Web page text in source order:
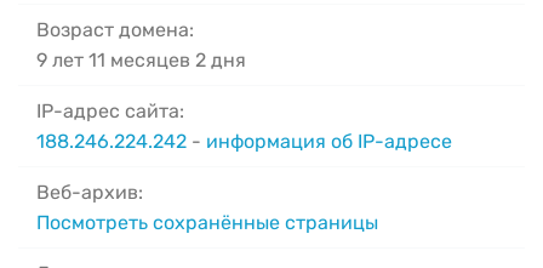
Возраст домена:
9 лет 11 месяцев 2 дня
IP-адрес сайта:
188.246.224.242 - информация об IP-адресе
Веб-архив:
Посмотреть сохранённые страницы